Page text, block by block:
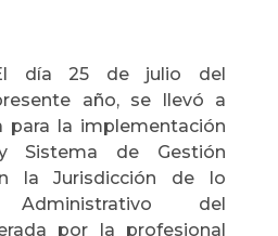
día 25 de julio del
año, se llevó a
para la implementación
Sistema de Gestión
la Jurisdicción de lo
Administrativo del
por la profesional